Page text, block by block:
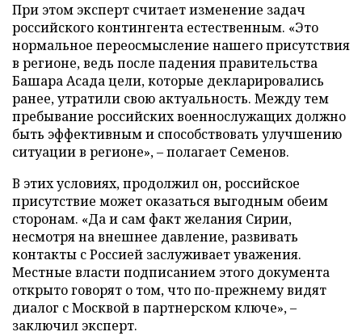
При этом эксперт считает изменение задач
российского контингента естественным. «Это
нормальное переосмысление нашего присутствия
в регионе, ведь после падения правительства
Башара Асада цели, которые декларировались
ранее, утратили свою актуальность. Между тем
пребывание российских военнослужащих должно
быть эффективным и способствовать улучшению
ситуации в регионе», – полагает Семенов.
В этих условиях, продолжил он, российское
присутствие может оказаться выгодным обеим
сторонам. «Да и сам факт желания Сирии,
несмотря на внешнее давление, развивать
контакты с Россией заслуживает уважения.
Местные власти подписанием этого документа
открыто говорят о том, что по-прежнему видят
диалог с Москвой в партнерском ключе», –
заключил эксперт.